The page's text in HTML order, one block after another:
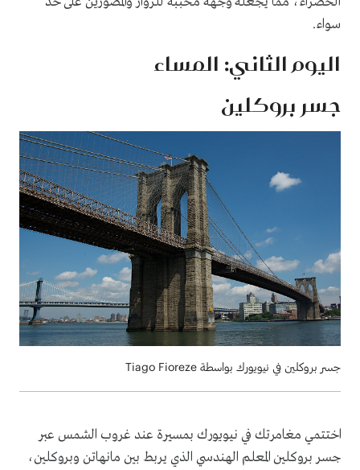
سواء.
اليوم الثاني: المساء
جسر بروكلين
جسر بروكلين في نيويورك بواسطة Tiago Fioreze
اختتمي مغامرتك في نيويورك بمسيرة عند غروب الشمس عبر
جسر بروكلين المعلم الهندسي الذي يربط بين مانهاتن وبروكلين،